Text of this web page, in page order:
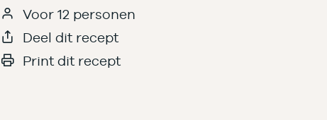
Voor 12 personen
Deel dit recept
Print dit recept